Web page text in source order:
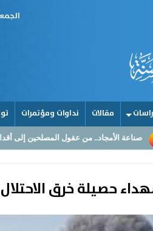
مقالات نداوات ومؤتمرات
ما المصلحين إلى أقدام اللاعبين!